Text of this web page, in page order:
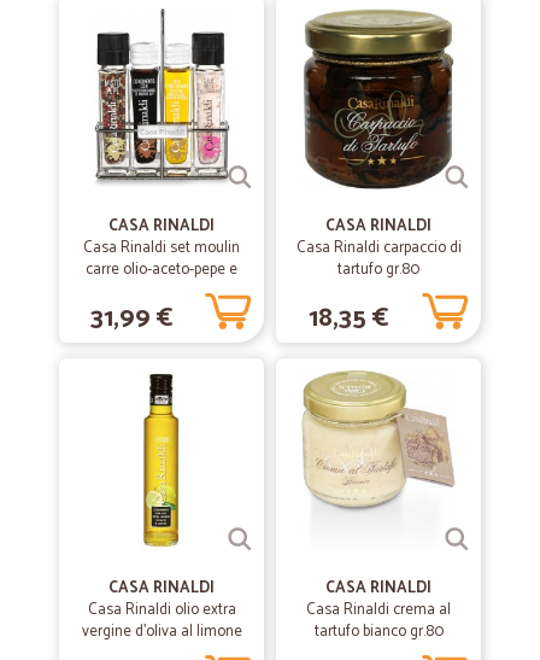
Grazie per la velocità nella consegna e la cura riservata ai prodotti
nell'impacchettamento. Buona Pasqua
27/01/2021
—Angela F.
Prodotti di qualità
Prodotti di qualità , ottimo servizio , consegna veloce , lo consiglio
—Franco F.
Tutto perfetto, puntuali nella consegna con furgone refrigerante per il
13/01/2020
Velocita e precisione
Velocita e precisione
15/11/2019
—Maria assunta terzano M.
buon servizio
CASA RINALDI
Casa Rinaldi set moulin
carre olio-aceto-pepe e
31,99 €
CASA RINALDI
Casa Rinaldi carpaccio di
tartufo gr.80
18,35 €
CASA RINALDI
Casa Rinaldi olio extra
vergine d'oliva al limone
CASA RINALDI
Casa Rinaldi crema al
tartufo bianco gr.80